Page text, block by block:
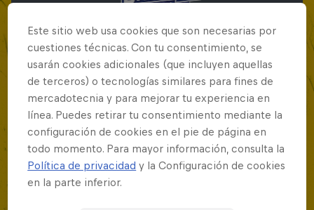
Red Bull Batalla Final Torneo de Plazas
2026
19 Septiembre 2026
Lima, Peru
Este sitio web usa cookies que son necesarias por
cuestiones técnicas. Con tu consentimiento, se
usarán cookies adicionales (que incluyen aquellas
de terceros) o tecnologías similares para fines de
mercadotecnia y para mejorar tu experiencia en
línea. Puedes retirar tu consentimiento mediante la
configuración de cookies en el pie de página en
todo momento. Para mayor información, consulta la
Política de privacidad y la Configuración de cookies
en la parte inferior.